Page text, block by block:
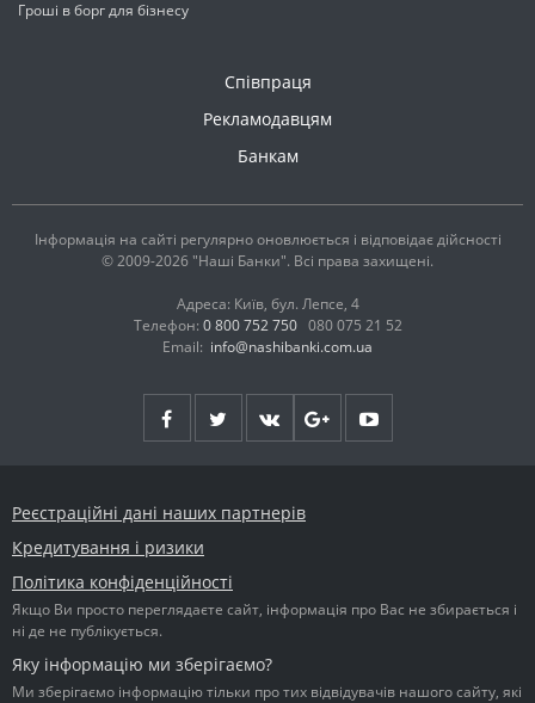
Гроші в борг для бізнесу
Співпраця
Рекламодавцям
Банкам
Інформація на сайті регулярно оновлюється і відповідає дійсності
© 2009-2026 "Наші Банки". Всі права захищені.
Адреса: Київ, бул. Лепсе, 4
Телефон: 0 800 752 750 080 075 21 52
Email: info@nashibanki.com.ua
Реєстраційні дані наших партнерів
Кредитування і ризики
Політика конфіденційності
Якщо Ви просто переглядаєте сайт, інформація про Вас не збирається і
ні де не публікується.
Яку інформацію ми зберігаємо?
Ми зберігаємо інформацію тільки про тих відвідувачів нашого сайту, які